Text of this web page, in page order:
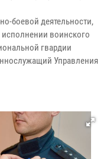
боевой деятельности,
воинского
гвардии
Управления